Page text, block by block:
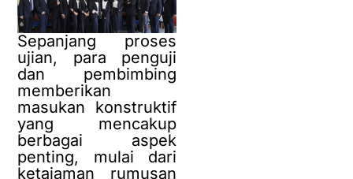
Sepanjang proses
ujian, para penguji
dan pembimbing
memberikan
masukan konstruktif
yang mencakup
berbagai aspek
penting, mulai dari
ketajaman rumusan